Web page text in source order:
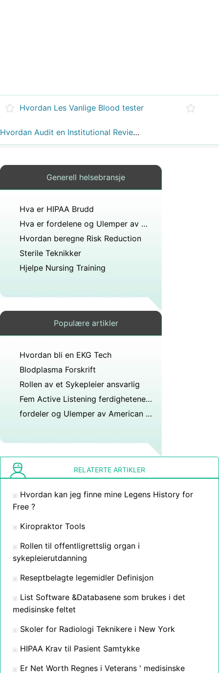
Hvordan Les Vanlige Blood tester
Hvordan Audit en Institutional Review Board ( IRB )
Generell helsebransje
Hva er HIPAA Brudd
Hva er fordelene og Ulemper av Objective Personlighetstest
Hvordan beregne Risk Reduction
Sterile Teknikker
Hjelpe Nursing Training
Populære artikler
Hvordan bli en EKG Tech
Blodplasma Forskrift
Rollen av et Sykepleier ansvarlig
Fem Active Listening ferdighetene som trengs i det medisinske feltet
fordeler og Ulemper av American Health Care
RELATERTE ARTIKLER
Hvordan kan jeg finne mine Legens History for
Free ?
Kiropraktor Tools
Rollen til offentligrettslig organ i
sykepleierutdanning
Reseptbelagte legemidler Definisjon
List Software &Databasene som brukes i det
medisinske feltet
Skoler for Radiologi Teknikere i New York
HIPAA Krav til Pasient Samtykke
Er Net Worth Regnes i Veterans ' medisinske